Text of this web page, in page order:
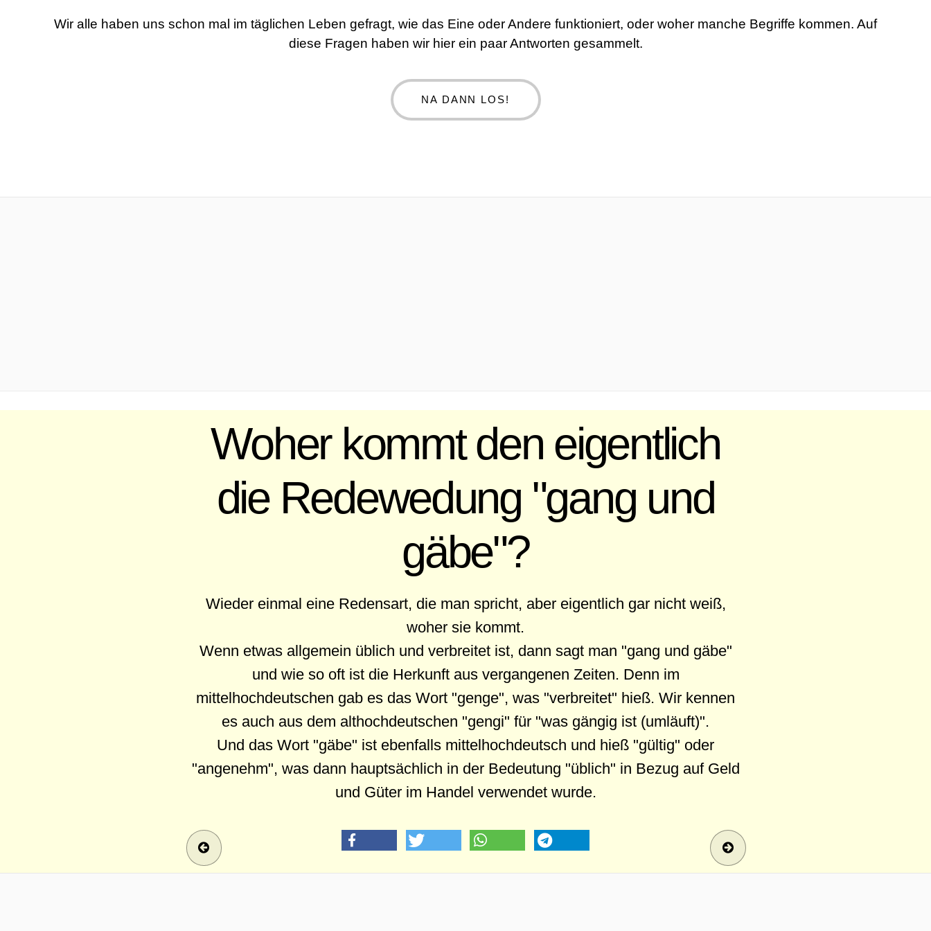
Wir alle haben uns schon mal im täglichen Leben gefragt, wie das Eine oder Andere funktioniert, oder woher manche Begriffe kommen. Auf
diese Fragen haben wir hier ein paar Antworten gesammelt.
NA DANN LOS!
Woher kommt den eigentlich
die Redewedung "gang und
gäbe"?
Wieder einmal eine Redensart, die man spricht, aber eigentlich gar nicht weiß,
woher sie kommt.
Wenn etwas allgemein üblich und verbreitet ist, dann sagt man "gang und gäbe"
und wie so oft ist die Herkunft aus vergangenen Zeiten. Denn im
mittelhochdeutschen gab es das Wort "genge", was "verbreitet" hieß. Wir kennen
es auch aus dem althochdeutschen "gengi" für "was gängig ist (umläuft)".
Und das Wort "gäbe" ist ebenfalls mittelhochdeutsch und hieß "gültig" oder
"angenehm", was dann hauptsächlich in der Bedeutung "üblich" in Bezug auf Geld
und Güter im Handel verwendet wurde.